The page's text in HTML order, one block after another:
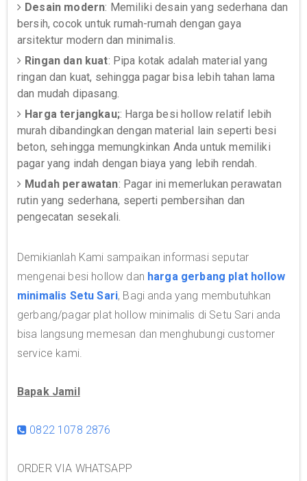
Desain modern: Memiliki desain yang sederhana dan
bersih, cocok untuk rumah-rumah dengan gaya
arsitektur modern dan minimalis.
Ringan dan kuat: Pipa kotak adalah material yang
ringan dan kuat, sehingga pagar bisa lebih tahan lama
dan mudah dipasang.
Harga terjangkau;: Harga besi hollow relatif lebih
murah dibandingkan dengan material lain seperti besi
beton, sehingga memungkinkan Anda untuk memiliki
pagar yang indah dengan biaya yang lebih rendah.
Mudah perawatan: Pagar ini memerlukan perawatan
rutin yang sederhana, seperti pembersihan dan
pengecatan sesekali.
Demikianlah Kami sampaikan informasi seputar
mengenai besi hollow dan harga gerbang plat hollow
minimalis Setu Sari, Bagi anda yang membutuhkan
gerbang/pagar plat hollow minimalis di Setu Sari anda
bisa langsung memesan dan menghubungi customer
service kami.
Bapak Jamil
0822 1078 2876
ORDER VIA WHATSAPP